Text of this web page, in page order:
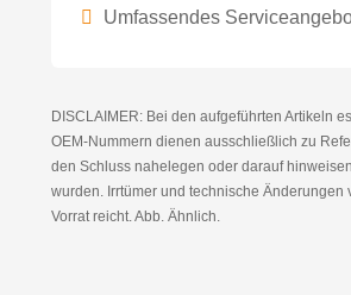
Umfassendes
DISCLAIMER: Bei den aufgeführten Artikeln
OEM-Nummern dienen ausschließlich zu
den Schluss nahelegen oder darauf
wurden. Irrtümer und technische
Vorrat reicht. Abb. Ähnlich.